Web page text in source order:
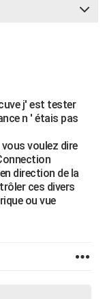
j' est tester
n ' étais pas
voulez dire
direction de la
ces divers
ou vue